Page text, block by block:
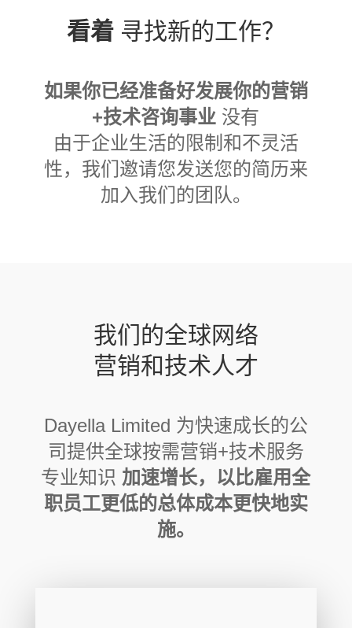
看着寻找新的工作？
如果你已经准备好发展你的营销
+技术咨询事业 没有
由于企业生活的限制和不灵活
性，我们邀请您发送您的简历来
加入我们的团队。
我们的全球网络
营销和技术人才
Dayella Limited 为快速成长的公
司提供全球按需营销+技术服务
专业知识 加速增长，以比雇用全
职员工更低的总体成本更快地实
施。